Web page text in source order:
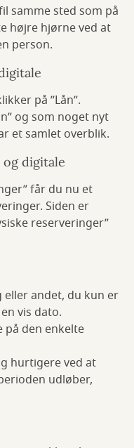
samme sted som på
højre hjørne ved at
person.
på ”Lån”.
og som noget nyt
et samlet overblik.
og digitale
får du nu et
Siden er
reserveringer”
eller andet, du kun er
vis dato.
den enkelte
hurtigere ved at
udløber,